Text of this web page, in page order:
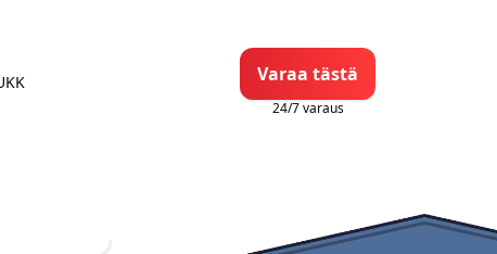
Varaa tästä
24/7 varaus